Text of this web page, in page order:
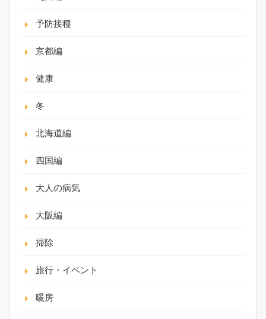
予防接種
京都編
健康
冬
北海道編
四国編
大人の病気
大阪編
掃除
旅行・イベント
暖房